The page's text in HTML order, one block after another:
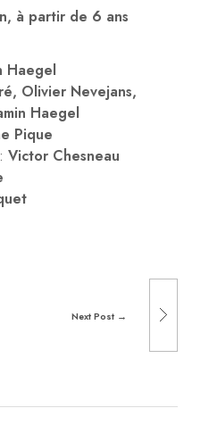
à partir de 6 ans
Haegel
Olivier Nevejans,
Haegel
Pique
Victor Chesneau
Next Post